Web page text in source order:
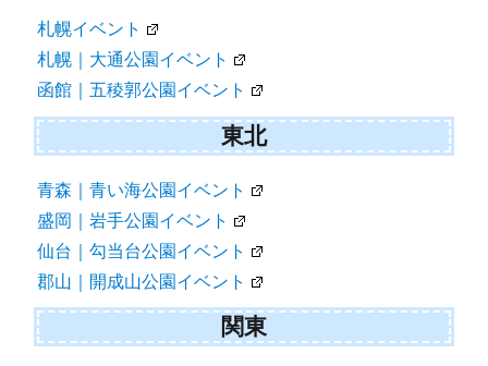
札幌イベント
札幌｜大通公園イベント
函館｜五稜郭公園イベント
東北
青森｜青い海公園イベント
盛岡｜岩手公園イベント
仙台｜勾当台公園イベント
郡山｜開成山公園イベント
関東